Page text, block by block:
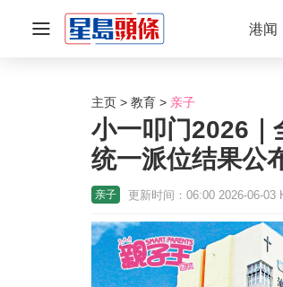
港闻
主页 教育 亲子
小一叩门2026｜
统一派位结果公
亲子 更新时间：06:00 2026-06-03